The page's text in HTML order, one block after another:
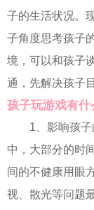
子的生活状况。
子角度思考孩子
境，可以和孩子
通，先解决孩子
孩子玩游戏有什
1、影响孩
中，大部分的时
间的不健康用眼
视、散光等问题